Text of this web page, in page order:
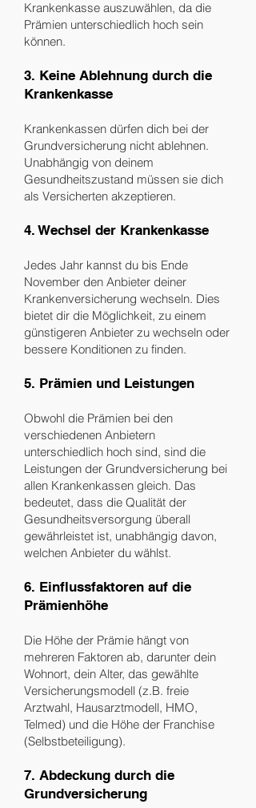
Krankenkasse auszuwählen, da die
Prämien unterschiedlich hoch sein
können.
3. Keine Ablehnung durch die
Krankenkasse
Krankenkassen dürfen dich bei der
Grundversicherung nicht ablehnen.
Unabhängig von deinem
Gesundheitszustand müssen sie dich
als Versicherten akzeptieren.
4. Wechsel der Krankenkasse
Jedes Jahr kannst du bis Ende
November den Anbieter deiner
Krankenversicherung wechseln. Dies
bietet dir die Möglichkeit, zu einem
günstigeren Anbieter zu wechseln oder
bessere Konditionen zu finden.
5. Prämien und Leistungen
Obwohl die Prämien bei den
verschiedenen Anbietern
unterschiedlich hoch sind, sind die
Leistungen der Grundversicherung bei
allen Krankenkassen gleich. Das
bedeutet, dass die Qualität der
Gesundheitsversorgung überall
gewährleistet ist, unabhängig davon,
welchen Anbieter du wählst.
6. Einflussfaktoren auf die
Prämienhöhe
Die Höhe der Prämie hängt von
mehreren Faktoren ab, darunter dein
Wohnort, dein Alter, das gewählte
Versicherungsmodell (z.B. freie
Arztwahl, Hausarztmodell, HMO,
Telmed) und die Höhe der Franchise
(Selbstbeteiligung).
7. Abdeckung durch die
Grundversicherung